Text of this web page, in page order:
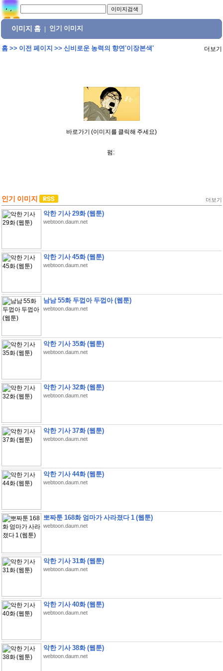
이미지 홈 인기 이미지
홈>> 이전 페이지 >> 신비로운 농력의 향연'이장본색' 더보기
바로가기 (이미지를 클릭해 주세요)
펌:
인기 이미지 더보기
악한 기사 29화 (웹툰)
webtoon.daum.net
악한 기사 45화 (웹툰)
webtoon.daum.net
남남 55화 두껍아 두껍아 (웹툰)
webtoon.daum.net
악한 기사 35화 (웹툰)
webtoon.daum.net
악한 기사 32화 (웹툰)
webtoon.daum.net
악한 기사 37화 (웹툰)
webtoon.daum.net
악한 기사 44화 (웹툰)
webtoon.daum.net
뽀짜툰 168화 엄마가 사라졌다 1 (웹툰)
webtoon.daum.net
악한 기사 31화 (웹툰)
webtoon.daum.net
악한 기사 40화 (웹툰)
webtoon.daum.net
악한 기사 38화 (웹툰)
webtoon.daum.net